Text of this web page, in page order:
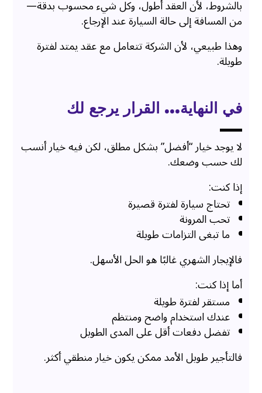
بالشروط، لأن العقد أطول، وكل شيء محسوب بدقة—
من المسافة إلى حالة السيارة عند الإرجاع.
وهذا طبيعي، لأن الشركة تتعامل مع عقد يمتد لفترة
طويلة.
في النهاية… القرار يرجع لك
لا يوجد خيار “أفضل” بشكل مطلق، لكن فيه خيار أنسب
لك حسب وضعك.
إذا كنت:
تحتاج سيارة لفترة قصيرة
تحب المرونة
ما تبغى التزامات طويلة
فالإيجار الشهري غالبًا هو الحل الأسهل.
أما إذا كنت:
مستقر لفترة طويلة
عندك استخدام واضح ومنتظم
تفضل دفعات أقل على المدى الطويل
فالتأجير طويل الأمد ممكن يكون خيار منطقي أكثر.